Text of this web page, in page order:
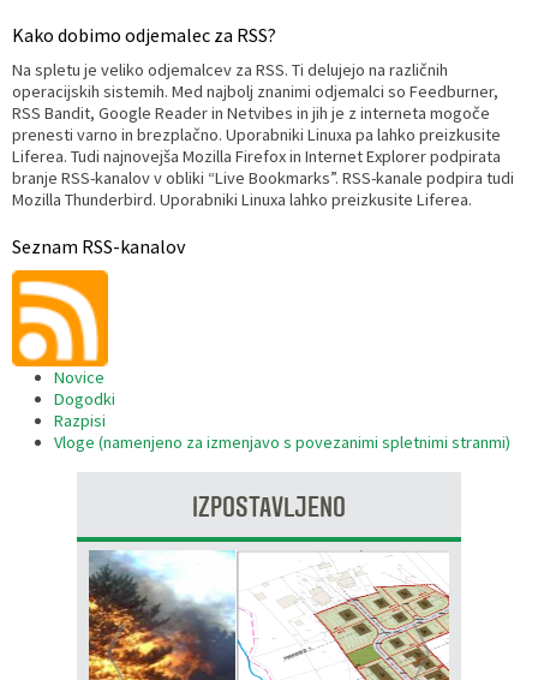
Kako dobimo odjemalec za RSS?
Na spletu je veliko odjemalcev za RSS. Ti delujejo na različnih
operacijskih sistemih. Med najbolj znanimi odjemalci so Feedburner,
RSS Bandit, Google Reader in Netvibes in jih je z interneta mogoče
prenesti varno in brezplačno. Uporabniki Linuxa pa lahko preizkusite
Liferea. Tudi najnovejša Mozilla Firefox in Internet Explorer podpirata
branje RSS-kanalov v obliki “Live Bookmarks”. RSS-kanale podpira tudi
Mozilla Thunderbird. Uporabniki Linuxa lahko preizkusite Liferea.
Seznam RSS-kanalov
Novice
Dogodki
Razpisi
Vloge (namenjeno za izmenjavo s povezanimi spletnimi stranmi)
IZPOSTAVLJENO
Razvojni programi
Kronologija občine
Fotogalerija
Vizitka
Predstavniki občine v svetih zavodov
Prijave in pobude
Splošni akti občine
Informacije javnega značaja
Lokalne volitve
Varuhov kotiček
Delovni čas zdravnikov
Društva
Lokacije defibrilatorjev
Ceniki